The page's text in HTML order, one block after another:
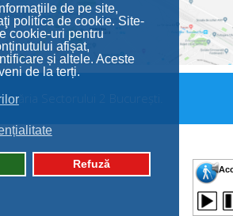
de pe site,
politica de cookie. Site-
cookie-uri pentru
afișat,
și altele. Aceste
de la terți.
Refuză
Sectorului 2 București.